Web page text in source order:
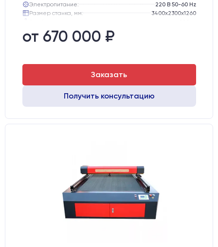
Электропитание:
220 В 50-60 Hz
Размер станка, мм:
3400х2300х1260
Шаговые двигатели:
Направляющие оси Y:
от 670 000 ₽
Заказать
Получить консультацию